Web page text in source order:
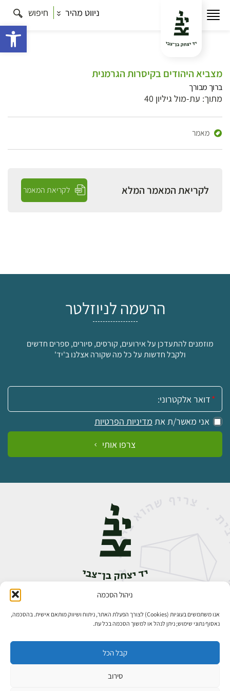
ניהול הסכמה
אנו משתמשים בעוגיות (Cookies) לצורך הפעלת האתר, ניתוח ושיווק מותאם אישית. בהסכמה,
נאסוף נתוני שימוש; ניתן לנהל או למשוך הסכמה בכל עת.
קבל הכל
סירוב
ניווט מהיר חיפוש
מצביא היהודים בקיסרות הגרמנית
ברוך מבורך
מתוך: עת-מול גיליון 40
מאמר
לקריאת המאמר המלא לקריאת המאמר
הרשמה לניוזלטר
מוזמנים להתעדכן על אירועים, קורסים, סיורים, ספרים חדשים
ולקבל חדשות על כל מה שקורה אצלנו ב'יד'
אימייל:
אני מאשר/ת את מדיניות הפרטיות
צרפו אותי
אבן גבירול 14, רחביה, ירושלים